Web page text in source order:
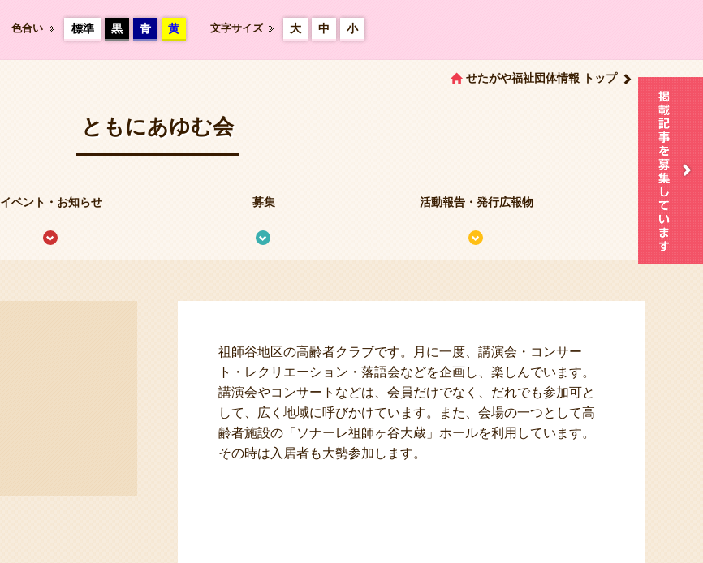
色合い 標準 黒 青 黄 文字サイズ 大 中 小
せたがや福祉団体情報 トップ
ともにあゆむ会
イベント・お知らせ 募集 活動報告・発行広報物
祖師谷地区の高齢者クラブです。月に一度、講演会・コンサー
ト・レクリエーション・落語会などを企画し、楽しんでいます。
講演会やコンサートなどは、会員だけでなく、だれでも参加可と
して、広く地域に呼びかけています。また、会場の一つとして高
齢者施設の「ソナーレ祖師ヶ谷大蔵」ホールを利用しています。
その時は入居者も大勢参加します。